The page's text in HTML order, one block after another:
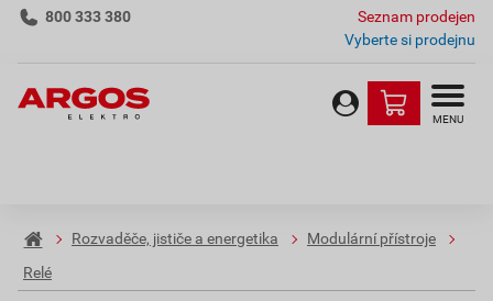
800 333 380
Seznam prodejen
Vyberte si prodejnu
MENU
Rozvaděče, jističe a energetika
Modulární přístroje
Relé